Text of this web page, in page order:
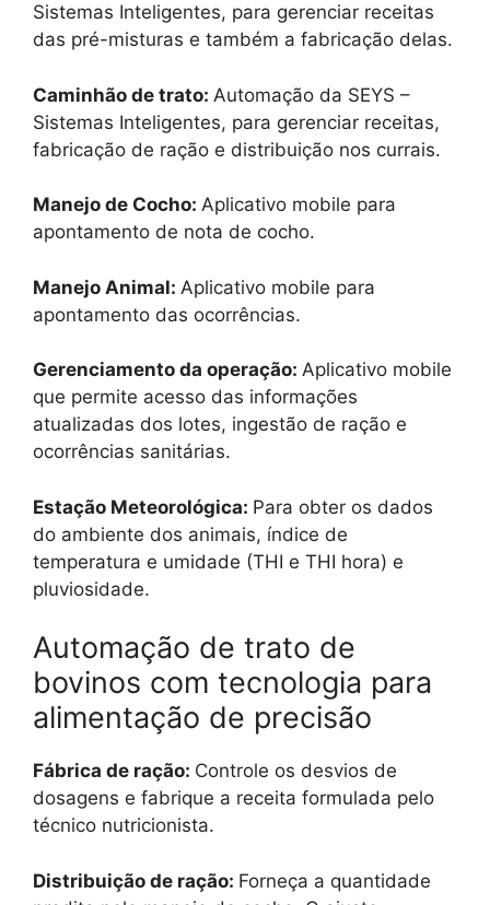
Sistemas Inteligentes, para gerenciar receitas
das pré-misturas e também a fabricação delas.
Caminhão de trato: Automação da SEYS –
Sistemas Inteligentes, para gerenciar receitas,
fabricação de ração e distribuição nos currais.
Manejo de Cocho: Aplicativo mobile para
apontamento de nota de cocho.
Manejo Animal: Aplicativo mobile para
apontamento das ocorrências.
Gerenciamento da operação: Aplicativo mobile
que permite acesso das informações
atualizadas dos lotes, ingestão de ração e
ocorrências sanitárias.
Estação Meteorológica: Para obter os dados
do ambiente dos animais, índice de
temperatura e umidade (THI e THI hora) e
pluviosidade.
Automação de trato de
bovinos com tecnologia para
alimentação de precisão
Fábrica de ração: Controle os desvios de
dosagens e fabrique a receita formulada pelo
técnico nutricionista.
Distribuição de ração: Forneça a quantidade